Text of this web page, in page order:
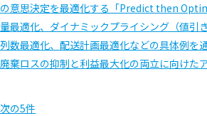
の意思決定を最適化する「Predict then
量最適化、ダイナミックプライシング（値引
列数最適化、配送計画最適化などの具体例を
廃棄ロスの抑制と利益最大化の両立に向けた
次の5件